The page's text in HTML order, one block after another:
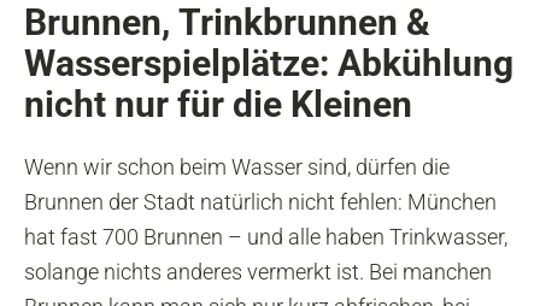
Brunnen, Trinkbrunnen &
Wasserspielplätze: Abkühlung
nicht nur für die Kleinen
Wenn wir schon beim Wasser sind, dürfen die
Brunnen der Stadt natürlich nicht fehlen: München
hat fast 700 Brunnen – und alle haben Trinkwasser,
solange nichts anderes vermerkt ist. Bei manchen